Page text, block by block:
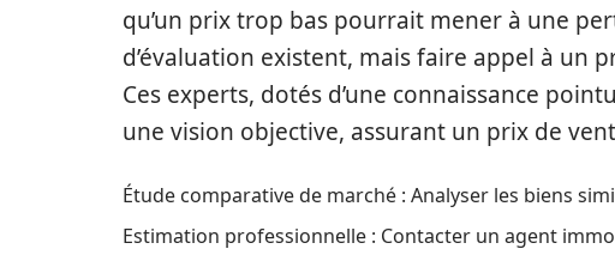
qu’un prix trop bas pourrait mener à une
d’évaluation existent, mais faire appel à un
Ces experts, dotés d’une connaissance
une vision objective, assurant un prix de
Étude comparative de marché : Analyser les biens
Estimation professionnelle : Contacter un agent